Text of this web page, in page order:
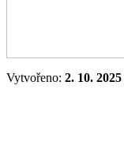
Vytvořeno: 2. 10. 2025